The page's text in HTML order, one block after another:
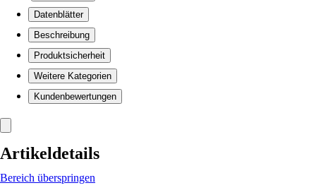
Datenblätter
Beschreibung
Produktsicherheit
Weitere Kategorien
Kundenbewertungen
Artikeldetails
Bereich überspringen